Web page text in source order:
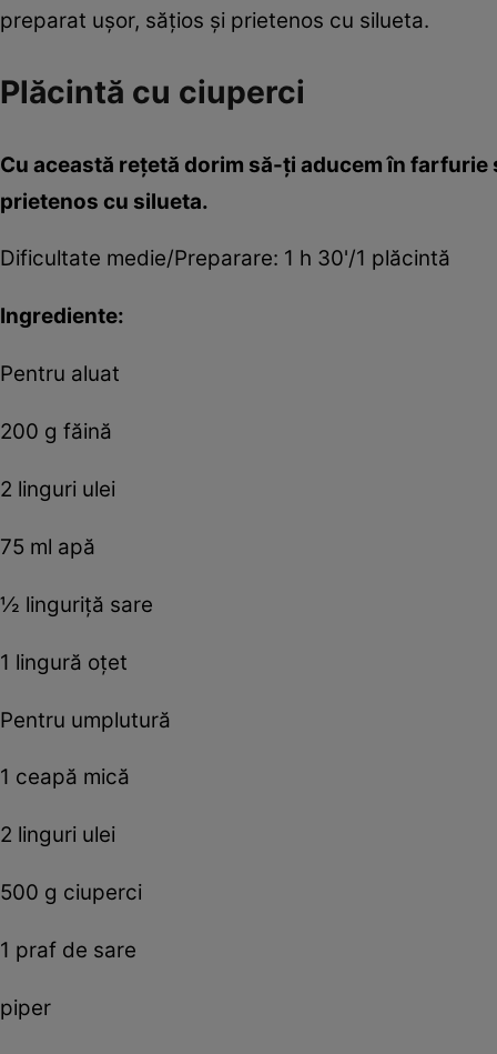
preparat uşor, săţios şi prietenos cu silueta.
Plăcintă cu ciuperci
Cu această reţetă dorim să-ţi aducem în
prietenos cu silueta.
Dificultate medie/Preparare: 1 h 30'/1 plăcintă
Ingrediente:
Pentru aluat
200 g făină
2 linguri ulei
75 ml apă
½ linguriţă sare
1 lingură oţet
Pentru umplutură
1 ceapă mică
2 linguri ulei
500 g ciuperci
1 praf de sare
piper